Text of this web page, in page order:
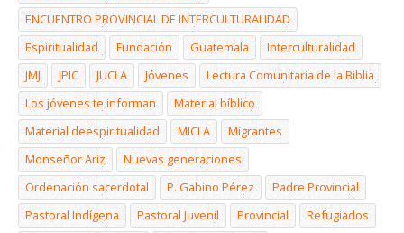
ENCUENTRO PROVINCIAL DE INTERCULTURALIDAD
Espiritualidad
Fundación Guatemala
Interculturalidad
JMJ
JPIC JUCLA Jóvenes
Lectura Comunitaria de la Biblia
Los jóvenes te informan
Material bíblico
Material deespiritualidad
MICLA
Migrantes
Monseñor Ariz
Nuevas generaciones
Ordenación sacerdotal
P. Gabino Pérez
Padre Provincial
Pastoral Indígena
Pastoral Juvenil Provincial
Refugiados